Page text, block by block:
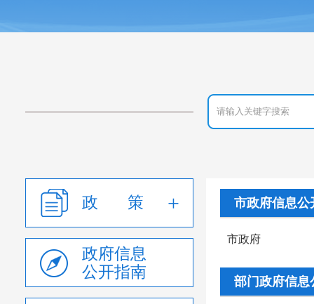
政 策
政府信息
公开指南
市政府信息公
市政府
部门政府信息